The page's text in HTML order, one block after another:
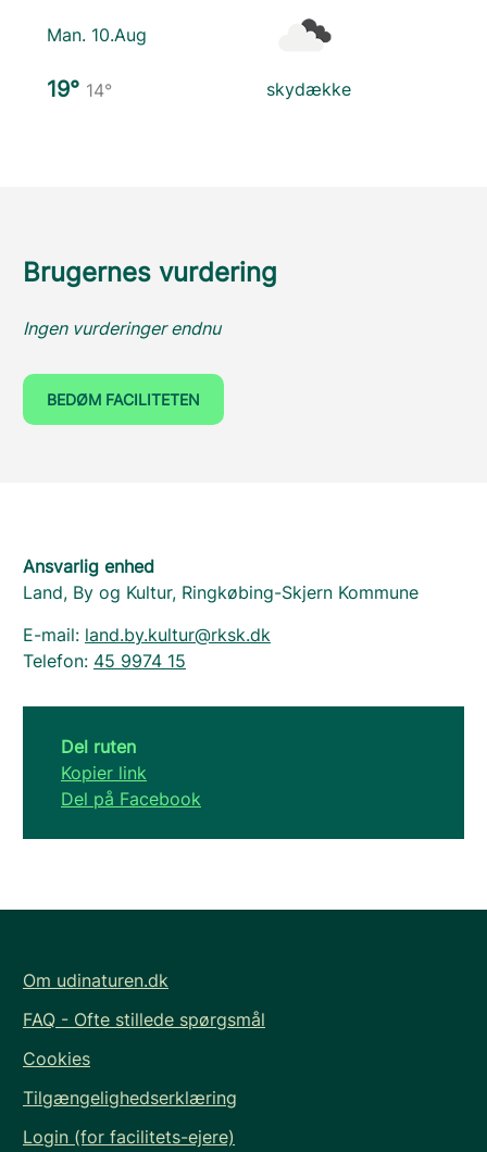
Man. 10.Aug
19° 14° skydække
Brugernes vurdering
Ingen vurderinger endnu
BEDØM FACILITETEN
Ansvarlig enhed
Land, By og Kultur, Ringkøbing-Skjern Kommune
E-mail: land.by.kultur@rksk.dk
Telefon: 45 9974 15
Del ruten
Kopier link
Del på Facebook
Om udinaturen.dk
FAQ - Ofte stillede spørgsmål
Cookies
Tilgængelighedserklæring
Login (for facilitets-ejere)